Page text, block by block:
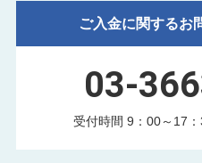
ご入金に関するお
03-
受付時間 9：00～17：